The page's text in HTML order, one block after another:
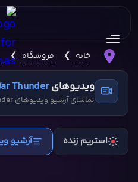
خانه ❯ فروشگاه ❯
ویدیوهایThunder
تماشای آرشیو ویدیوهای War Thunder
استریم زنده آرشیو